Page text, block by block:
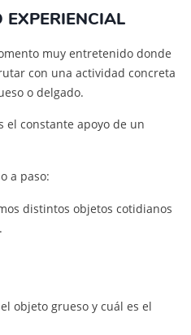
EXPERIENCIAL
muy entretenido donde
con una actividad concreta
o delgado.
el constante apoyo de un
a paso:
distintos objetos cotidianos
objeto grueso y cuál es el